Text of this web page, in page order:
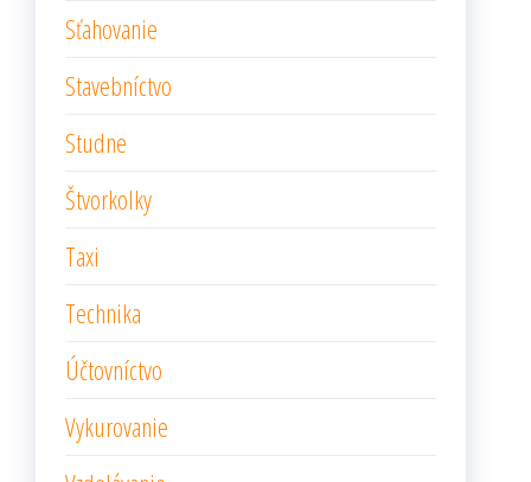
Sťahovanie
Stavebníctvo
Studne
Štvorkolky
Taxi
Technika
Účtovníctvo
Vykurovanie